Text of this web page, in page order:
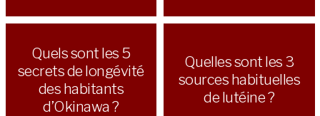
Quels sont les 5
secrets de longévité
des habitants
d’Okinawa ?
Quelles sont les 3
sources habituelles
de lutéine ?